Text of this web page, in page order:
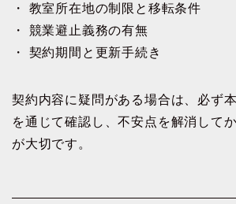
・ 教室所在地の制限と移転条件
・ 競業避止義務の有無
・ 契約期間と更新手続き
契約内容に疑問がある場合は、必ず
を通じて確認し、不安点を解消して
が大切です。